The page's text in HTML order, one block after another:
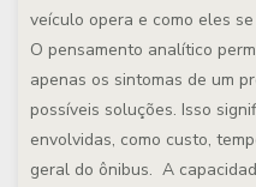
veículo opera e como eles
O pensamento analítico
apenas os sintomas de um
possíveis soluções. Isso
envolvidas, como custo,
geral do ônibus. A